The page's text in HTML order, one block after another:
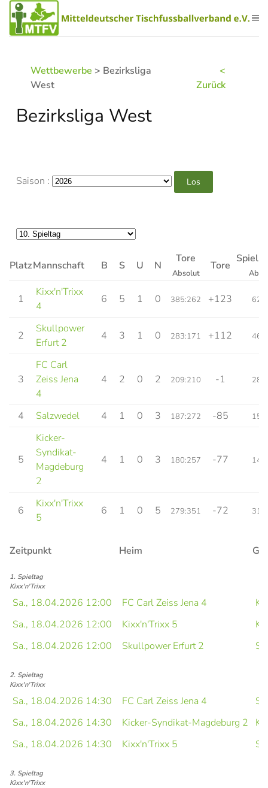
Zum Hauptinhalt springen
Wettbewerbe > Bezirksliga
West
<
Zurück
Bezirksliga West
Saison :
PlatzMannschaft B S U N
Tore
Absolut
Tore
1
Kixx'n'Trixx
4
6 5 1 0 385:262 +123
2
Skullpower
Erfurt 2
4 3 1 0 283:171 +112
3
FC Carl
Zeiss Jena
4
4 2 0 2 209:210 -1
4 Salzwedel 4 1 0 3 187:272 -85
5
Kicker-
Syndikat-
Magdeburg
2
4 1 0 3 180:257 -77
6
Kixx'n'Trixx
5
6 1 0 5 279:351 -72
Zeitpunkt Heim
1. Spieltag
Kixx'n'Trixx
Sa., 18.04.2026 12:00 FC Carl Zeiss Jena 4
Sa., 18.04.2026 12:00
Kixx'n'Trixx 5
Sa., 18.04.2026 12:00
Skullpower Erfurt 2
2. Spieltag
Kixx'n'Trixx
Sa., 18.04.2026 14:30 FC Carl Zeiss Jena 4
Sa., 18.04.2026 14:30
Kicker-Syndikat-Magdeburg 2
Sa., 18.04.2026 14:30
Kixx'n'Trixx 5
3. Spieltag
Kixx'n'Trixx